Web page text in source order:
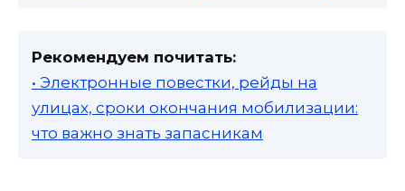
Рекомендуем почитать:
• Электронные повестки, рейды на
улицах, сроки окончания мобилизации:
что важно знать запасникам